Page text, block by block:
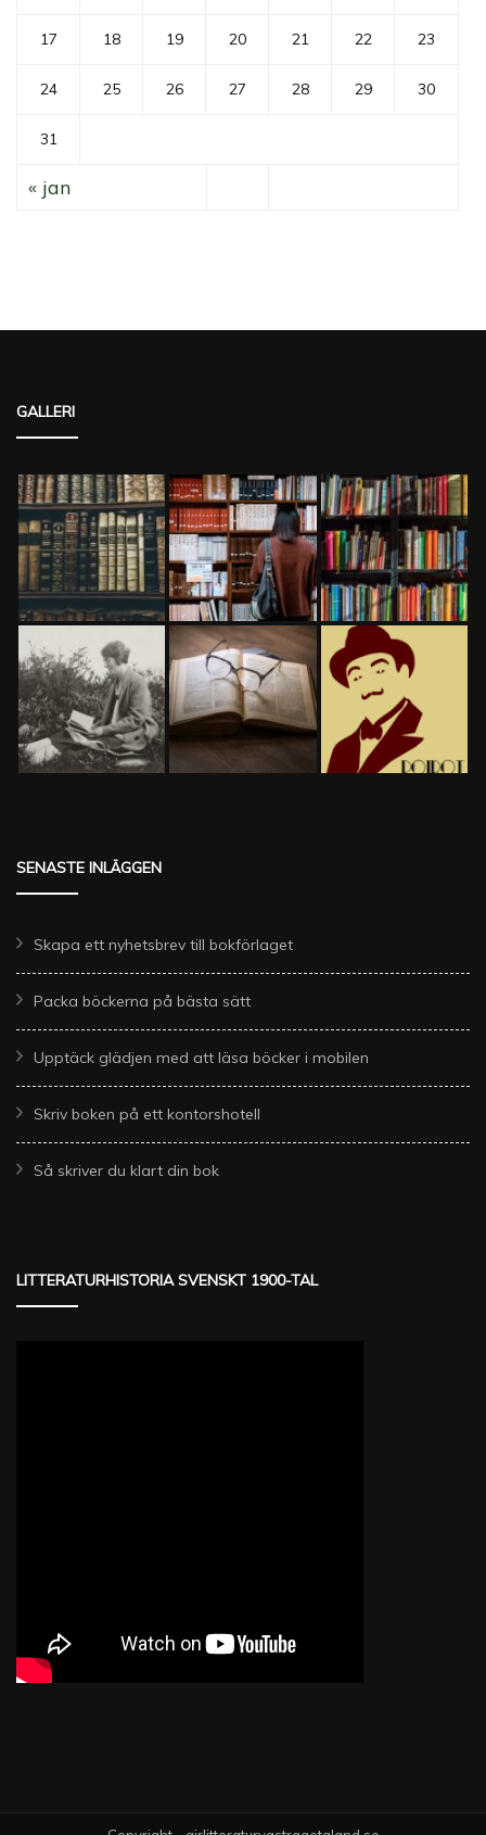
17 18 19 20 21 22 23
24 25 26 27 28 29 30
31
« jan
GALLERI
SENASTE INLÄGGEN
Skapa ett nyhetsbrev till bokförlaget
Packa böckerna på bästa sätt
Upptäck glädjen med att läsa böcker i mobilen
Skriv boken på ett kontorshotell
Så skriver du klart din bok
LITTERATURHISTORIA SVENSKT 1900-TAL